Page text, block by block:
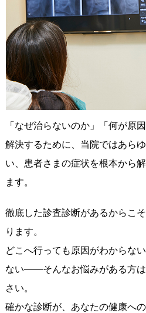
「なぜ治らないのか」「何が原
解決するために、当院ではあら
い、患者さまの症状を根本から
ます。
徹底した診査診断があるからこ
ります。
どこへ行っても原因がわからな
ない――そんなお悩みがある方
さい。
確かな診断が、あなたの健康へ